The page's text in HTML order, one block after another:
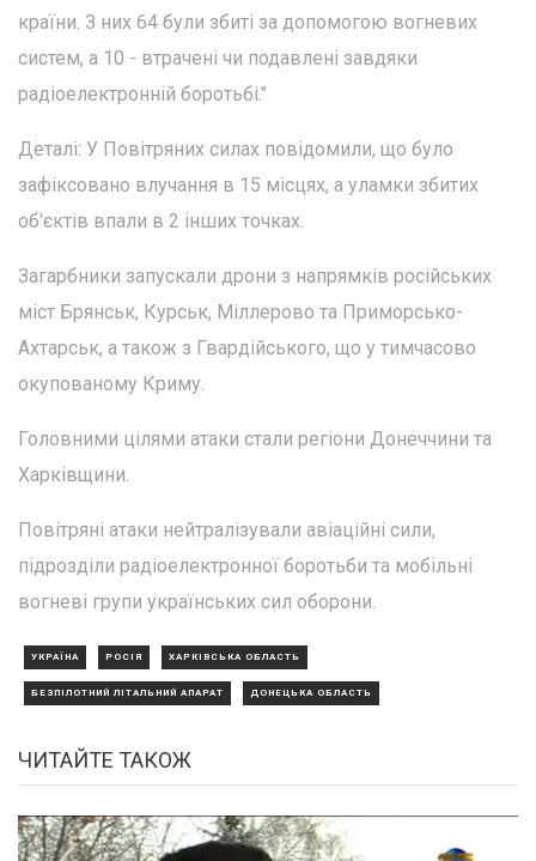
країни. З них 64 були збиті за допомогою вогневих
систем, а 10 - втрачені чи подавлені завдяки
радіоелектронній боротьбі."
Деталі: У Повітряних силах повідомили, що було
зафіксовано влучання в 15 місцях, а уламки збитих
об'єктів впали в 2 інших точках.
Загарбники запускали дрони з напрямків російських
міст Брянськ, Курськ, Міллерово та Приморсько-
Ахтарськ, а також з Гвардійського, що у тимчасово
окупованому Криму.
Головними цілями атаки стали регіони Донеччини та
Харківщини.
Повітряні атаки нейтралізували авіаційні сили,
підрозділи радіоелектронної боротьби та мобільні
вогневі групи українських сил оборони.
УКРАЇНА РОСІЯ ХАРКІВСЬКА ОБЛАСТЬ
БЕЗПІЛОТНИЙ ЛІТАЛЬНИЙ АПАРАТ ДОНЕЦЬКА ОБЛАСТЬ
ЧИТАЙТЕ ТАКОЖ